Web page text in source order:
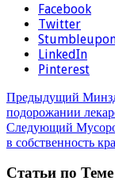
Facebook
Twitter
LinkedIn
Pinterest
Предыдущий
подорожании
Следующий
в собственность
Статьи по Теме